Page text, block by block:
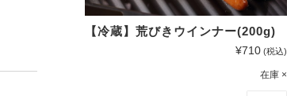
【冷蔵】荒びきウインナー(200g)
¥710 (税込)
在庫 ×